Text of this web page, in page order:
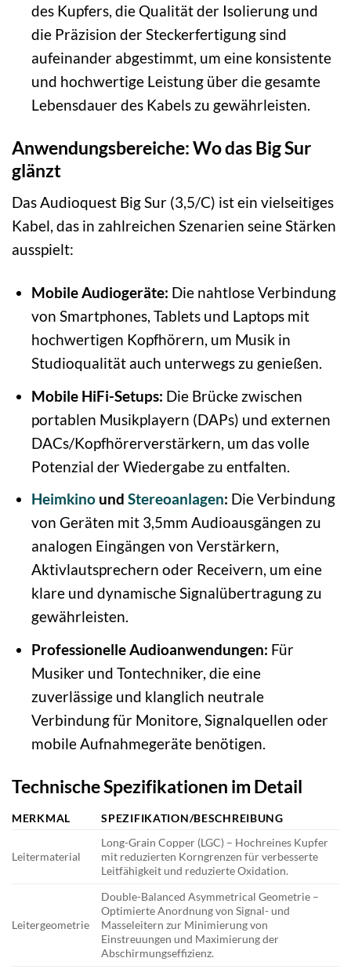
des Kupfers, die Qualität der Isolierung und
die Präzision der Steckerfertigung sind
aufeinander abgestimmt, um eine konsistente
und hochwertige Leistung über die gesamte
Lebensdauer des Kabels zu gewährleisten.
Anwendungsbereiche: Wo das Big Sur
glänzt
Das Audioquest Big Sur (3,5/C) ist ein vielseitiges
Kabel, das in zahlreichen Szenarien seine Stärken
ausspielt:
Mobile Audiogeräte: Die nahtlose Verbindung
von Smartphones, Tablets und Laptops mit
hochwertigen Kopfhörern, um Musik in
Studioqualität auch unterwegs zu genießen.
Mobile HiFi-Setups: Die Brücke zwischen
portablen Musikplayern (DAPs) und externen
DACs/Kopfhörerverstärkern, um das volle
Potenzial der Wiedergabe zu entfalten.
Heimkinound Stereoanlagen: Die Verbindung
von Geräten mit 3,5mm Audioausgängen zu
analogen Eingängen von Verstärkern,
Aktivlautsprechern oder Receivern, um eine
klare und dynamische Signalübertragung zu
gewährleisten.
Professionelle Audioanwendungen: Für
Musiker und Tontechniker, die eine
zuverlässige und klanglich neutrale
Verbindung für Monitore, Signalquellen oder
mobile Aufnahmegeräte benötigen.
Technische Spezifikationen im Detail
MERKMAL SPEZIFIKATION/BESCHREIBUNG
Leitermaterial
Long-Grain Copper (LGC) – Hochreines Kupfer
mit reduzierten Korngrenzen für verbesserte
Leitfähigkeit und reduzierte Oxidation.
Leitergeometrie
Double-Balanced Asymmetrical Geometrie –
Optimierte Anordnung von Signal- und
Masseleitern zur Minimierung von
Einstreuungen und Maximierung der
Abschirmungseffizienz.